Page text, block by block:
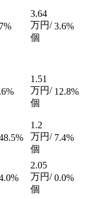
3.64
万円/
個
3.6%
1.51
万円/
個
12.8%
1.2
万円/
個
7.4%
2.05
万円/
個
0.0%